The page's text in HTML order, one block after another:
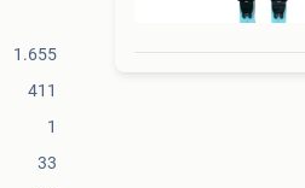
1.655
411
1
33